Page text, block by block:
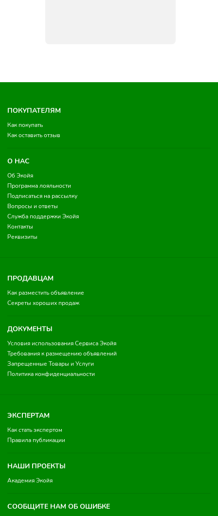
ПОКУПАТЕЛЯМ
Как покупать
Как оставить отзыв
О НАС
Об Экойя
Программа лояльности
Подписаться на рассылку
Вопросы и ответы
Служба поддержки Экойя
Контакты
Реквизиты
ПРОДАВЦАМ
Как разместить объявление
Секреты хороших продаж
ДОКУМЕНТЫ
Условия использования Сервиса Экойя
Требования к размещению объявлений
Запрещенные Товары и Услуги
Политика конфиденциальности
ЭКСПЕРТАМ
Как стать экспертом
Правила публикации
НАШИ ПРОЕКТЫ
Академия Экойя
СООБЩИТЕ НАМ ОБ ОШИБКЕ